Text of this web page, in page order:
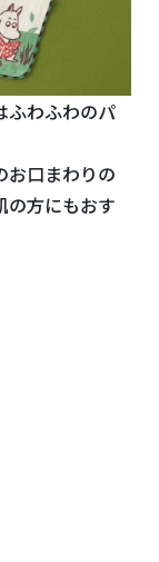
ふわふわのパ
お口まわりの
の方にもおす